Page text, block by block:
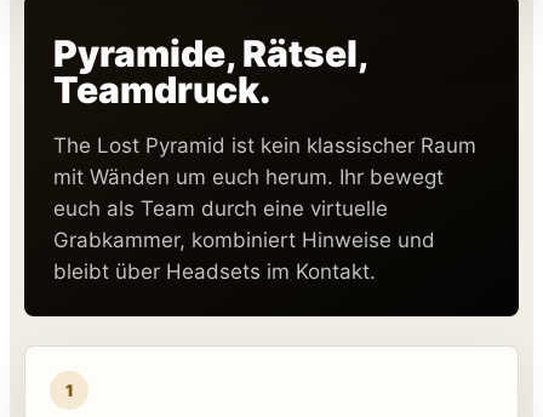
Pyramide, Rätsel,
Teamdruck.
The Lost Pyramid ist kein klassischer Raum
mit Wänden um euch herum. Ihr bewegt
euch als Team durch eine virtuelle
Grabkammer, kombiniert Hinweise und
bleibt über Headsets im Kontakt.
1